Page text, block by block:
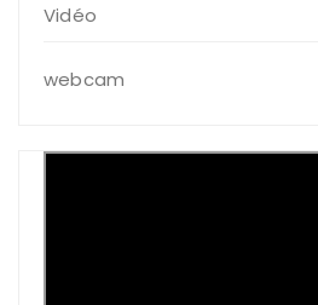
Vidéo
webcam